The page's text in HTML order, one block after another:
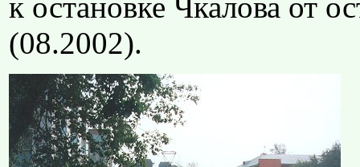
(08.2002).